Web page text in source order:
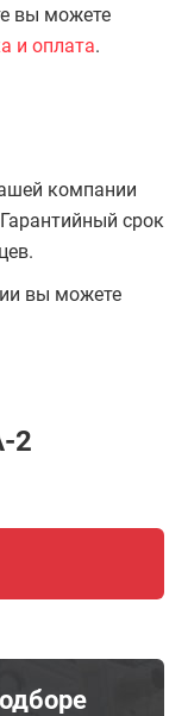
вы можете
и оплата.
компании
срок
вы можете
2